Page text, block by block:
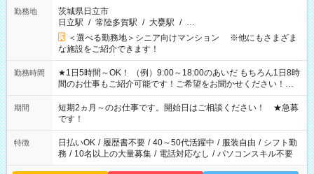
勤務地
茨城県日立市
日立駅 / 常陸多賀駅 / 大甕駅 / …
＜選べる勤務地＞シニア向けマンション ※他にもさまざま
な施設をご紹介できます！
勤務時間
★1日5時間～OK！ （例）9:00～18:00のあいだ もちろん1日8時
間のお仕事もご紹介可能です！ご希望をお聞かせください！★
家庭の都合でお休みが必要な場合も遠慮なくご相談ください。
※週最低15時間以上の勤務が必要です
期間
短期2ヵ月～のお仕事です。開始日はご相談ください！ ★急募
です！
特徴 日払いOK / 履歴書不要 / 40～50代活躍中 / 服装自由 / シフト勤
務 / 10名以上の大量募集 / 電話対応なし / パソコンスキル不要